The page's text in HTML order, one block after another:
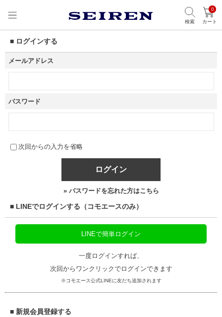
検索
0
カート
■ ログインする
メールアドレス
パスワード
次回からの入力を省略
ログイン
» パスワードを忘れた方はこちら
■ LINEでログインする（コモエースのみ）
LINEで簡単ログイン
一度ログインすれば、
次回からワンクリックでログインできます
※コモエース公式LINEに友だち追加されます
■ 新規会員登録する